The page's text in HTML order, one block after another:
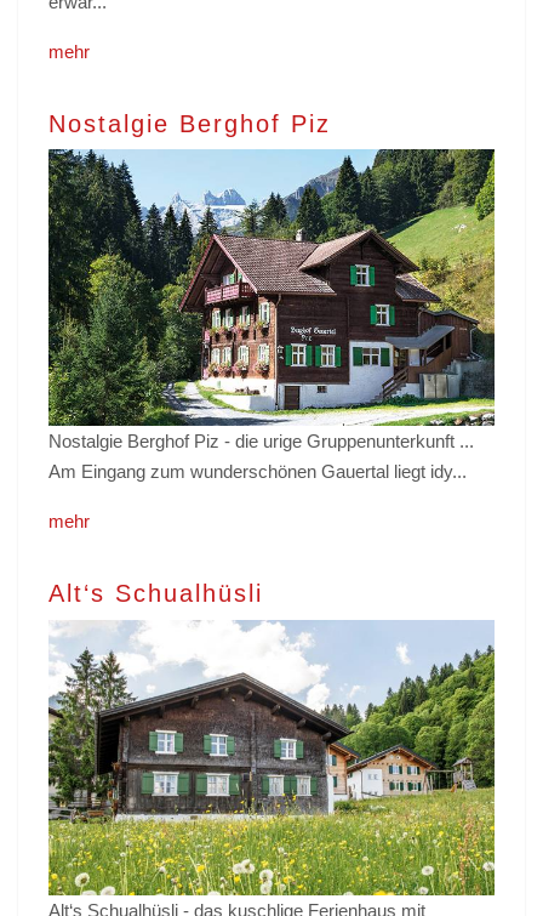
mehr
Nostalgie Berghof Piz
Nostalgie Berghof Piz - die urige Gruppenunterkunft ...
Am Eingang zum wunderschönen Gauertal liegt idy...
mehr
Alt‘s Schualhüsli
Alt‘s Schualhüsli - das kuschlige Ferienhaus mit